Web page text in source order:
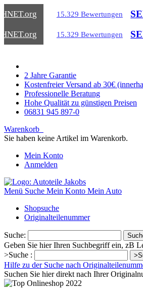
.org 15.329 Bewertungen
.org 15.329 Bewertungen
2 Jahre Garantie
Kostenfreier Versand ab 30€
Professionelle Beratung
Hohe Qualität zu günstigen Preisen
06831 945 897-0
Warenkorb
Sie haben keine Artikel im Warenkorb.
Mein Konto
Anmelden
Menü Suche Mein Konto Mein Auto
Shopsuche
Originalteilenummer
Suche:
Geben Sie hier Ihren Suchbegriff ein, zB
>Suche :
Hilfe zu der Suche nach
Suchen Sie hier direkt nach Ihrer